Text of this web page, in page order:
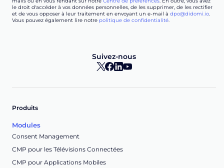
le droit d'accéder à vos données personnelles, de les supprimer, de les rectifier
et de vous opposer à leur traitement en envoyant un e-mail à dpo@didomi.io.
Vous pouvez également lire notre politique de confidentialité.
Suivez-nous
Produits
Modules
Consent Management
CMP pour les Télévisions Connectées
CMP pour Applications Mobiles